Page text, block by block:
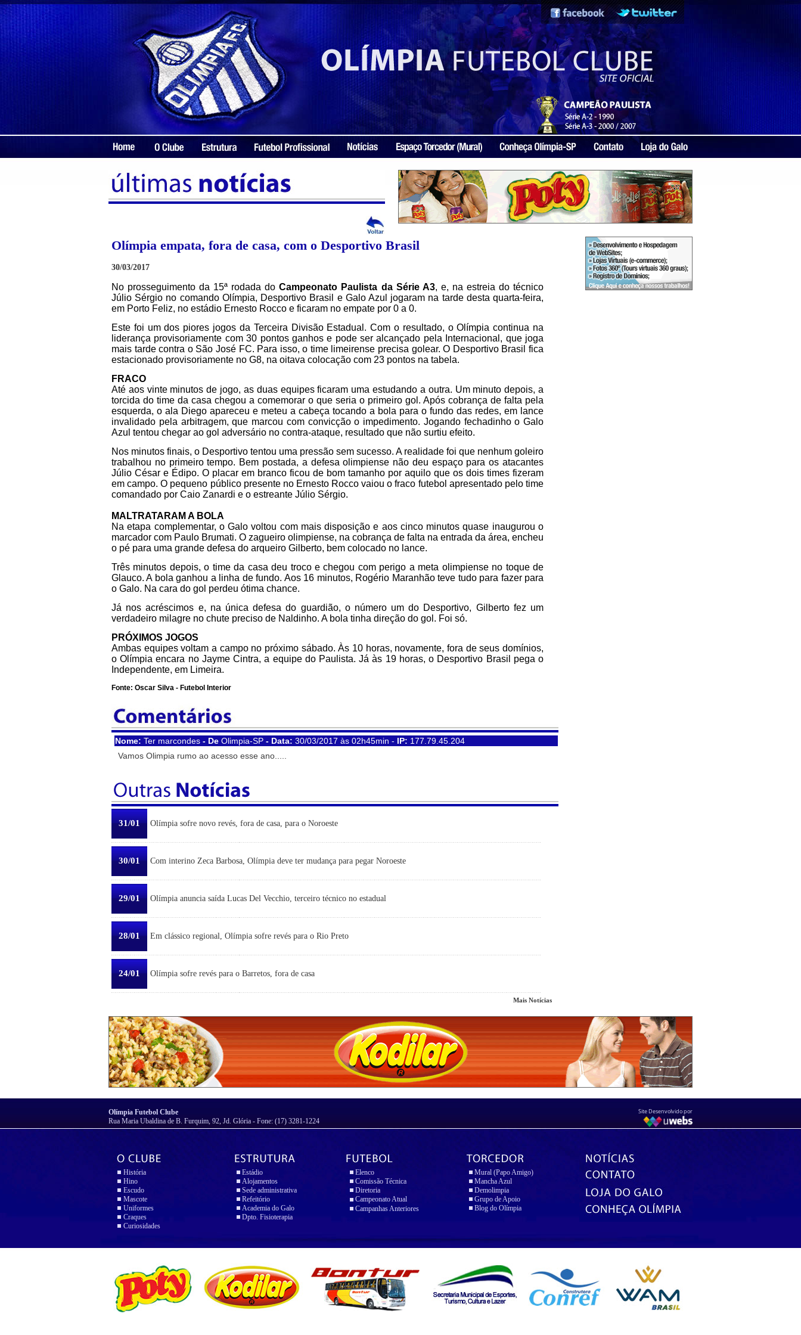
Olímpia empata, fora de casa, com o Desportivo Brasil
30/03/2017
No prosseguimento da 15ª rodada doCampeonato Paulista da Série A3, e, na estreia do técnico
Júlio Sérgio no comando Olímpia, Desportivo Brasil e Galo Azul jogaram na tarde desta quarta-feira,
em Porto Feliz, no estádio Ernesto Rocco e ficaram no empate por 0 a 0.
Este foi um dos piores jogos da Terceira Divisão Estadual. Com o resultado, o Olímpia continua na
liderança provisoriamente com 30 pontos ganhos e pode ser alcançado pela Internacional, que joga
mais tarde contra o São José FC. Para isso, o time limeirense precisa golear. O Desportivo Brasil fica
estacionado provisoriamente no G8, na oitava colocação com 23 pontos na tabela.
FRACO
Até aos vinte minutos de jogo, as duas equipes ficaram uma estudando a outra. Um minuto depois, a
torcida do time da casa chegou a comemorar o que seria o primeiro gol. Após cobrança de falta pela
esquerda, o ala Diego apareceu e meteu a cabeça tocando a bola para o fundo das redes, em lance
invalidado pela arbitragem, que marcou com convicção o impedimento. Jogando fechadinho o Galo
Azul tentou chegar ao gol adversário no contra-ataque, resultado que não surtiu efeito.
Nos minutos finais, o Desportivo tentou uma pressão sem sucesso. A realidade foi que nenhum goleiro
trabalhou no primeiro tempo. Bem postada, a defesa olimpiense não deu espaço para os atacantes
Júlio César e Édipo. O placar em branco ficou de bom tamanho por aquilo que os dois times fizeram
em campo. O pequeno público presente no Ernesto Rocco vaiou o fraco futebol apresentado pelo time
comandado por Caio Zanardi e o estreante Júlio Sérgio.
MALTRATARAM A BOLA
Na etapa complementar, o Galo voltou com mais disposição e aos cinco minutos quase inaugurou o
marcador com Paulo Brumati. O zagueiro olimpiense, na cobrança de falta na entrada da área, encheu
o pé para uma grande defesa do arqueiro Gilberto, bem colocado no lance.
Três minutos depois, o time da casa deu troco e chegou com perigo a meta olimpiense no toque de
Glauco. A bola ganhou a linha de fundo. Aos 16 minutos, Rogério Maranhão teve tudo para fazer para
o Galo. Na cara do gol perdeu ótima chance.
Já nos acréscimos e, na única defesa do guardião, o número um do Desportivo, Gilberto fez um
verdadeiro milagre no chute preciso de Naldinho. A bola tinha direção do gol. Foi só.
PRÓXIMOS JOGOS
Ambas equipes voltam a campo no próximo sábado. Às 10 horas, novamente, fora de seus domínios,
o Olímpia encara no Jayme Cintra, a equipe do Paulista. Já às 19 horas, o Desportivo Brasil pega o
Independente, em Limeira.
Fonte: Oscar Silva - Futebol Interior
Nome: Ter marcondes - De Olimpia-SP - Data: 30/03/2017 às 02h45min - IP: 177.79.45.204
Vamos Olimpia rumo ao acesso esse ano.....
31/01 Olímpia sofre novo revés, fora de casa, para o Noroeste
30/01 Com interino Zeca Barbosa, Olímpia deve ter mudança para pegar Noroeste
29/01 Olímpia anuncia saída Lucas Del Vecchio, terceiro técnico no estadual
28/01 Em clássico regional, Olímpia sofre revés para o Rio Preto
24/01 Olímpia sofre revés para o Barretos, fora de casa
Mais Notícias
Olímpia Futebol Clube
Rua Maria Ubaldina de B. Furquim, 92, Jd. Glória - Fone: (17) 3281-1224
Site Desenvolvido por
História
Hino
Escudo
Mascote
Uniformes
Craques
Curiosidades
Estádio
Alojamentos
Sede administrativa
Refeitório
Academia do Galo
Dpto. Fisioterapia
Elenco
Comissão Técnica
Diretoria
Campeonato Atual
Campanhas Anteriores
Mural (Papo Amigo)
Mancha Azul
Demolimpia
Grupo de Apoio
Blog do Olímpia